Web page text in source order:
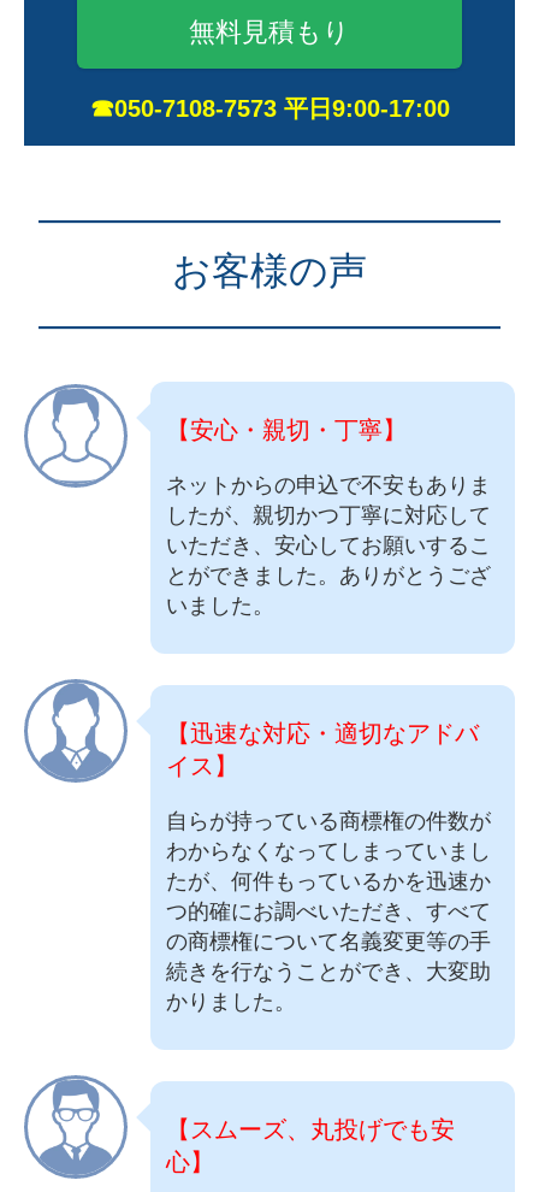
無料見積もり
☎050-7108-7573 平日9:00-17:00
————————————
お客様の声
————————————
【安心・親切・丁寧】
ネットからの申込で不安もありま
したが、親切かつ丁寧に対応して
いただき、安心してお願いするこ
とができました。ありがとうござ
いました。
【迅速な対応・適切なアドバ
イス】
自らが持っている商標権の件数が
わからなくなってしまっていまし
たが、何件もっているかを迅速か
つ的確にお調べいただき、すべて
の商標権について名義変更等の手
続きを行なうことができ、大変助
かりました。
【スムーズ、丸投げでも安
心】